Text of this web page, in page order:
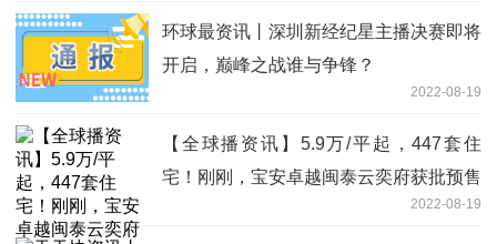
环球最资讯丨深圳新经纪星主播决赛即将
开启，巅峰之战谁与争锋？
2022-08-19
【全球播资讯】5.9万/平起，447套住
宅！刚刚，宝安卓越闽泰云奕府获批预售
2022-08-19